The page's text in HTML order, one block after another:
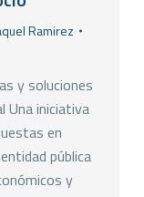
Ramirez
y soluciones
Una iniciativa
en
pública
y